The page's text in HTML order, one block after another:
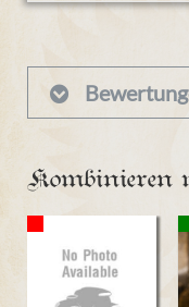
Kombinieren